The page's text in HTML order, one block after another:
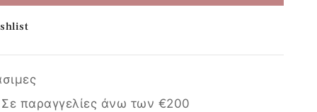
Σε παραγγελίες άνω των €200